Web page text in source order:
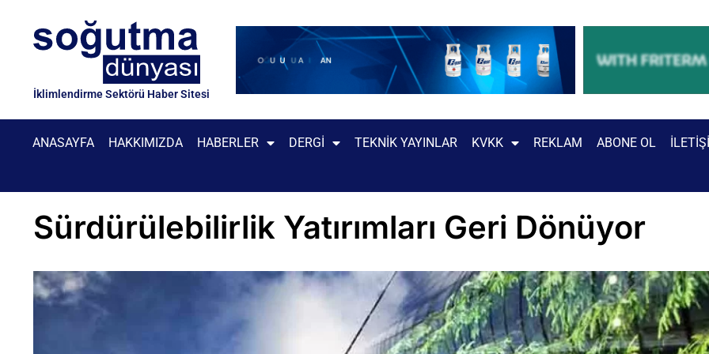
İklimlendirme Sektörü Haber Sitesi
ANASAYFA HAKKIMIZDA HABERLER DERGI TEKNIK YAYINLAR KVKK REKLAM ABONE OL
Sürdürülebilirlik Yatırımları Geri Dönüyor